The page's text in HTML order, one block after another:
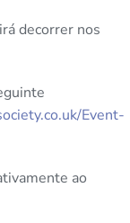
decorrer nos
Event-
ao